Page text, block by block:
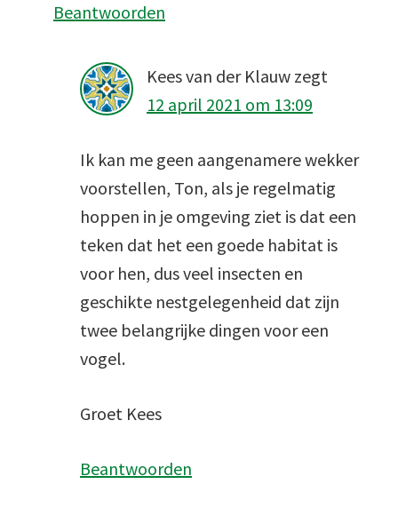
Beantwoorden
Kees van der Klauw zegt
12 april 2021 om 13:09
Ik kan me geen aangenamere wekker
voorstellen, Ton, als je regelmatig
hoppen in je omgeving ziet is dat een
teken dat het een goede habitat is
voor hen, dus veel insecten en
geschikte nestgelegenheid dat zijn
twee belangrijke dingen voor een
vogel.
Groet Kees
Beantwoorden